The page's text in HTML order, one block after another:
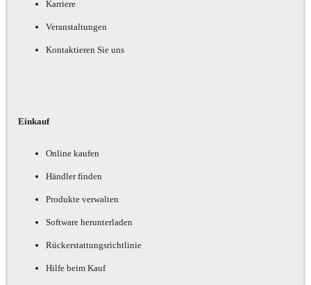
Karriere
Veranstaltungen
Kontaktieren Sie uns
Einkauf
Online kaufen
Händler finden
Produkte verwalten
Software herunterladen
Rückerstattungsrichtlinie
Hilfe beim Kauf